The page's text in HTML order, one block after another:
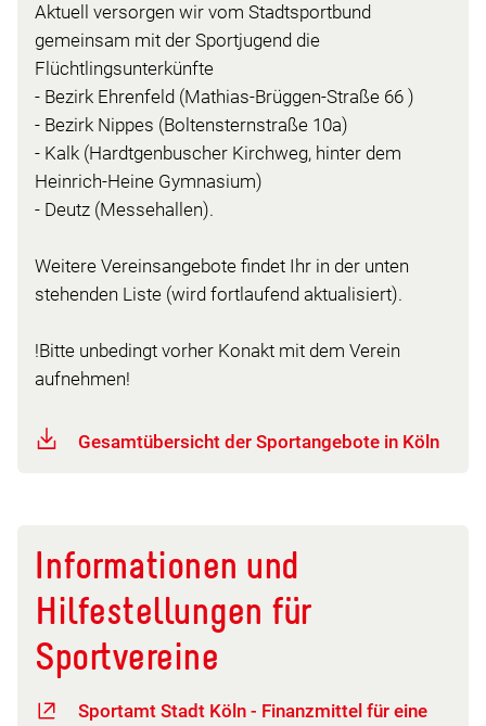
Aktuell versorgen wir vom Stadtsportbund
gemeinsam mit der Sportjugend die
Flüchtlingsunterkünfte
- Bezirk Ehrenfeld (Mathias-Brüggen-Straße 66 )
- Bezirk Nippes (Boltensternstraße 10a)
- Kalk (Hardtgenbuscher Kirchweg, hinter dem
Heinrich-Heine Gymnasium)
- Deutz (Messehallen).
Weitere Vereinsangebote findet Ihr in der unten
stehenden Liste (wird fortlaufend aktualisiert).
!Bitte unbedingt vorher Konakt mit dem Verein
aufnehmen!
Gesamtübersicht der Sportangebote in Köln
Informationen und
Hilfestellungen für
Sportvereine
Sportamt Stadt Köln - Finanzmittel für eine